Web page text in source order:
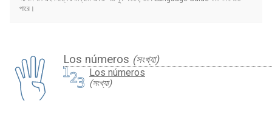
Los números (সংখ্যা)
Los números
(সংখ্যা)
পারে।